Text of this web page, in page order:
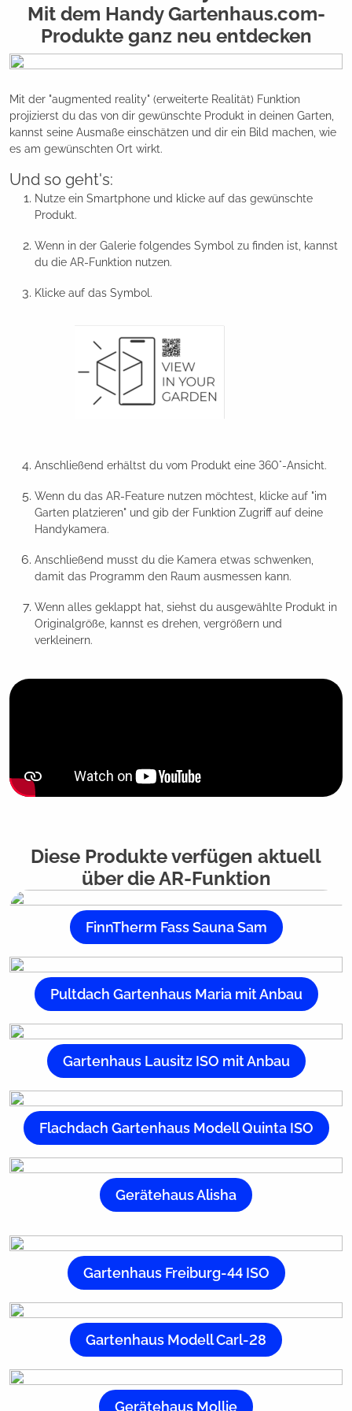
Mit dem Handy Gartenhaus.com-
Produkte ganz neu entdecken
Mit der "augmented reality" (erweiterte Realität) Funktion
projizierst du das von dir gewünschte Produkt in deinen Garten,
kannst seine Ausmaße einschätzen und dir ein Bild machen, wie
es am gewünschten Ort wirkt.
Und so geht's:
Nutze ein Smartphone und klicke auf das gewünschte
Produkt.
Wenn in der Galerie folgendes Symbol zu finden ist, kannst
du die AR-Funktion nutzen.
Klicke auf das Symbol.
Anschließend erhältst du vom Produkt eine 360°-Ansicht.
Wenn du das AR-Feature nutzen möchtest, klicke auf "im
Garten platzieren" und gib der Funktion Zugriff auf deine
Handykamera.
Anschließend musst du die Kamera etwas schwenken,
damit das Programm den Raum ausmessen kann.
Wenn alles geklappt hat, siehst du ausgewählte Produkt in
Originalgröße, kannst es drehen, vergrößern und
verkleinern.
Diese Produkte verfügen aktuell
über die AR-Funktion
FinnTherm Fass Sauna Sam
Pultdach Gartenhaus Maria mit Anbau
Gartenhaus Lausitz ISO mit Anbau
Flachdach Gartenhaus Modell Quinta ISO
Gerätehaus Alisha
Gartenhaus Freiburg-44 ISO
Gartenhaus Modell Carl-28
Gerätehaus Mollie